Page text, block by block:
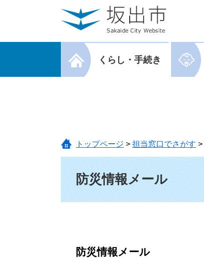
メニューを閉じる
くらし・手続き
トップページ > 担当窓口でさがす >
防災情報メール
防災情報メール